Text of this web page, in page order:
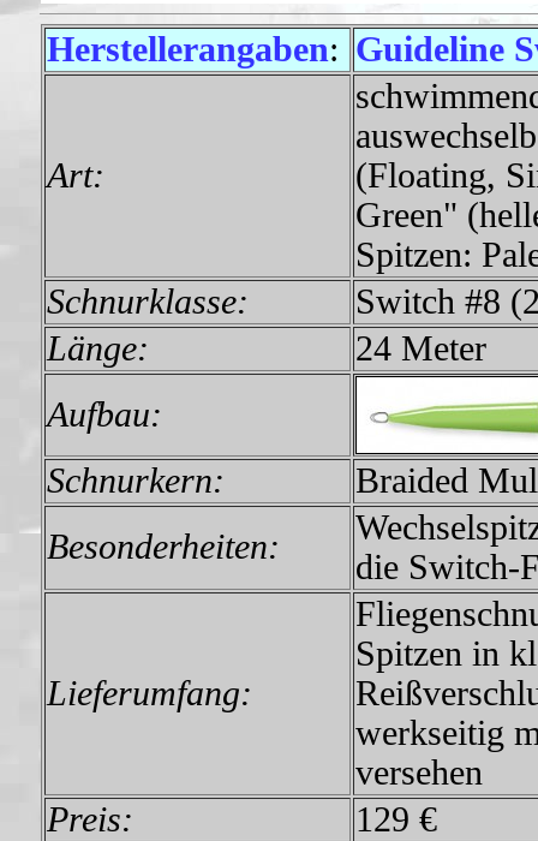
Herstellerangaben: Guideline
Art:
(Floating,
Green"
Spitzen:
Schnurklasse:
Switch #8
Länge:
24 Meter
Aufbau:
Schnurkern:
Braided
Besonderheiten:
die Switch-
Lieferumfang:
Spitzen in
werkseitig
versehen
Preis:
129 €